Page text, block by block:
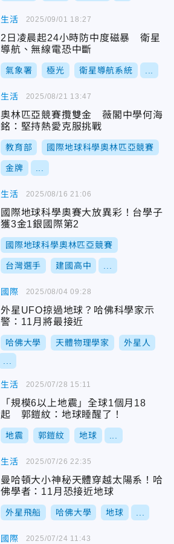
生活
2日凌晨起24小時防中度磁暴 衛星
導航、無線電恐中斷
氣象署 極光 衛星導航系統
2025/09/01 18:27
生活
奧林匹亞競賽攬雙金 薇閣中學何海
銘：堅持熱愛克服挑戰
教育部 國際地球科學奧林匹亞競賽
金牌
2025/08/21 13:47
生活
國際地球科學奧賽大放異彩！台學子
獲3金1銀國際第2
國際地球科學奧林匹亞競賽
台灣選手 建國高中
2025/08/16 21:06
國際
外星UFO掠過地球？哈佛科學家示
警：11月將最接近
哈佛大學 天體物理學家 外星人
2025/08/04 09:28
生活
「規模6以上地震」全球1個月18
起 郭鎧紋：地球睡醒了！
地震 郭鎧紋 地球
2025/07/28 15:11
生活
曼哈頓大小神秘天體穿越太陽系！哈
佛學者：11月恐接近地球
外星飛船 哈佛大學 地球
2025/07/26 22:35
國際 2025/07/24 11:43